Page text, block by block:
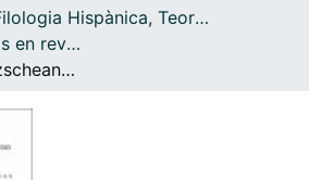
Navega per tot el DD
Filologia Hispànica, Teoria de la Literatura i Comunicació
Articles publicats en revistes (Filologia Hispànica, Teoria de la Literatura i Comunicació)
La filosofía nietzscheana y la lógica cultural del capitalismo tardío